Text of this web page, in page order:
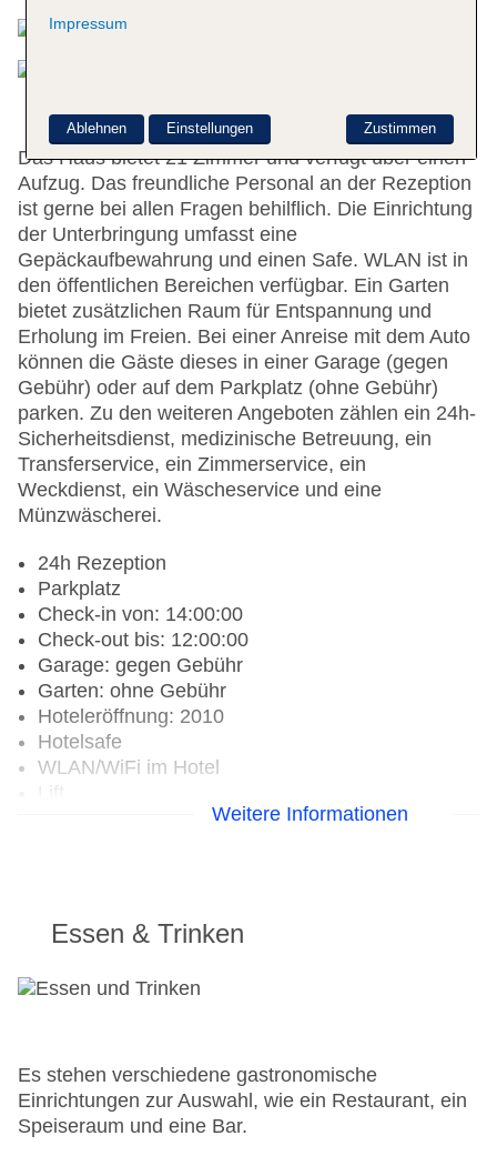
Das Haus bietet 21 Zimmer und verfügt über einen
Aufzug. Das freundliche Personal an der Rezeption
ist gerne bei allen Fragen behilflich. Die Einrichtung
der Unterbringung umfasst eine
Gepäckaufbewahrung und einen Safe. WLAN ist in
den öffentlichen Bereichen verfügbar. Ein Garten
bietet zusätzlichen Raum für Entspannung und
Erholung im Freien. Bei einer Anreise mit dem Auto
können die Gäste dieses in einer Garage (gegen
Gebühr) oder auf dem Parkplatz (ohne Gebühr)
parken. Zu den weiteren Angeboten zählen ein 24h-
Sicherheitsdienst, medizinische Betreuung, ein
Transferservice, ein Zimmerservice, ein
Weckdienst, ein Wäscheservice und eine
Münzwäscherei.
24h Rezeption
Parkplatz
Check-in von: 14:00:00
Check-out bis: 12:00:00
Garage: gegen Gebühr
Garten: ohne Gebühr
Hoteleröffnung: 2010
Hotelsafe
WLAN/WiFi im Hotel
Lift
Anzahl der Aufzüge: 1
Landeskategorie: 3 Sterne
Weitere Informationen
Essen & Trinken
Es stehen verschiedene gastronomische
Einrichtungen zur Auswahl, wie ein Restaurant, ein
Speiseraum und eine Bar.
Impressum
Zustimmen
Ablehnen Einstellungen